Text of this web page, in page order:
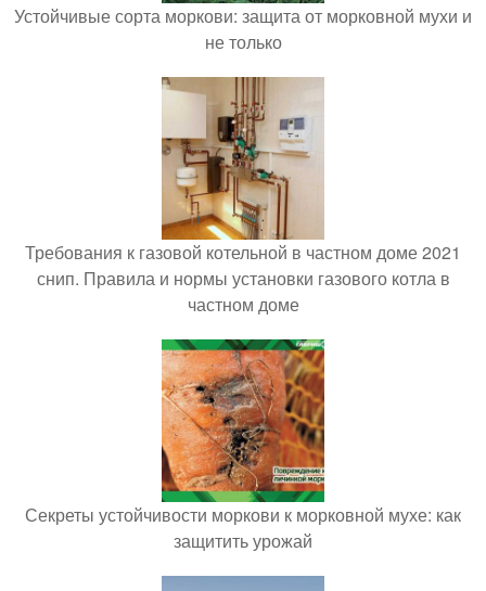
Устойчивые сорта моркови: защита от морковной мухи и
не только
Требования к газовой котельной в частном доме 2021
снип. Правила и нормы установки газового котла в
частном доме
Секреты устойчивости моркови к морковной мухе: как
защитить урожай